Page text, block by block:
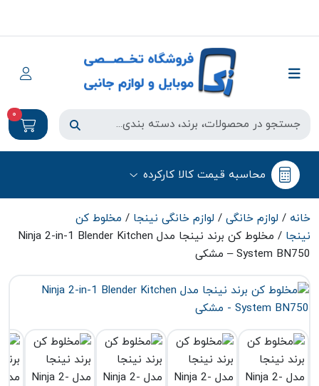
0
محاسبه قیمت کالا کارکرده
خانه / لوازم خانگی / لوازم خانگی نینجا / مخلوط کن
نینجا
/ مخلوط کن برند نینجا مدل Ninja 2-in-1 Blender Kitchen
System BN750 – مشکی